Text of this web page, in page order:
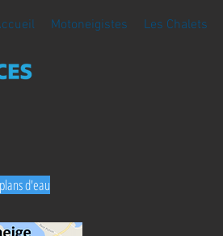
Motoneigistes Les Chalets
d'eau